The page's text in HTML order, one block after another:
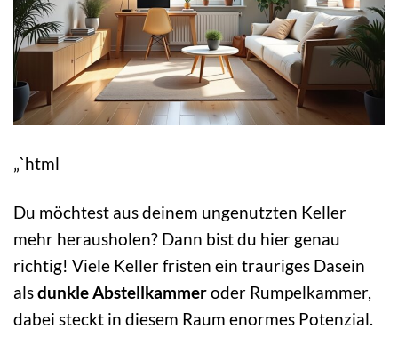
„`html
Du möchtest aus deinem ungenutzten Keller
mehr herausholen? Dann bist du hier genau
richtig! Viele Keller fristen ein trauriges Dasein
alsdunkle Abstellkammeroder Rumpelkammer,
dabei steckt in diesem Raum enormes Potenzial.